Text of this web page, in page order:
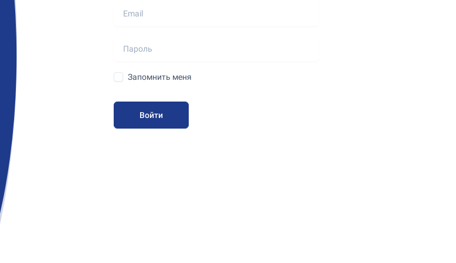
Запомнить меня
Войти